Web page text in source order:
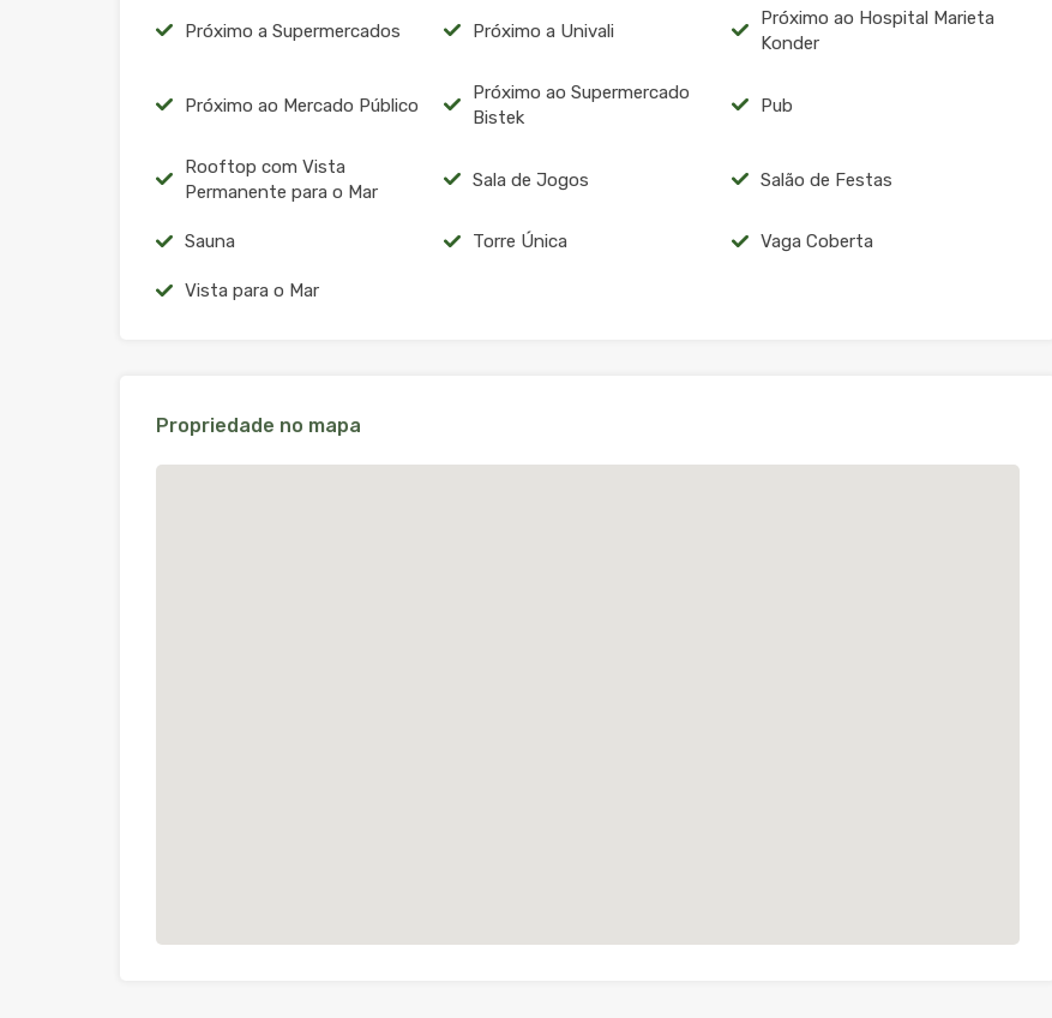
Próximo a Supermercados Próximo a Univali
Próximo ao Hospital Marieta
Konder
Próximo ao Mercado Público
Próximo ao Supermercado
Bistek
Pub
Rooftop com Vista
Permanente para o Mar
Sala de Jogos Salão de Festas
Sauna Torre Única Vaga Coberta
Vista para o Mar
Propriedade no mapa